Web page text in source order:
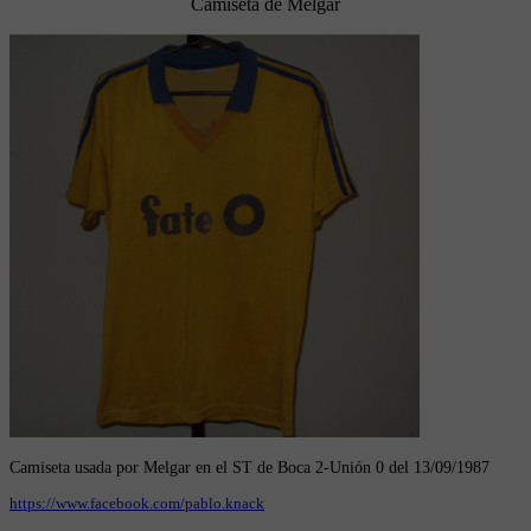
Camiseta usada por Melgar en el ST de Boca 2-Unión 0 del 13/09/1987
https://www.facebook.com/pablo.knack